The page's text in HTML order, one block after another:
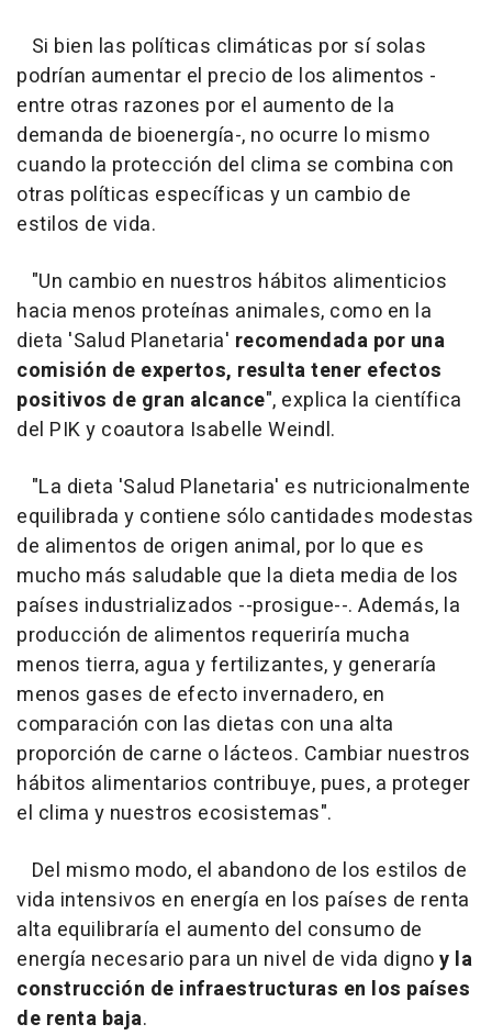
Si bien las políticas climáticas por sí solas
podrían aumentar el precio de los alimentos -
entre otras razones por el aumento de la
demanda de bioenergía-, no ocurre lo mismo
cuando la protección del clima se combina con
otras políticas específicas y un cambio de
estilos de vida.
"Un cambio en nuestros hábitos alimenticios
hacia menos proteínas animales, como en la
dieta 'Salud Planetaria' recomendada por una
comisión de expertos, resulta tener efectos
positivos de gran alcance", explica la científica
del PIK y coautora Isabelle Weindl.
"La dieta 'Salud Planetaria' es nutricionalmente
equilibrada y contiene sólo cantidades modestas
de alimentos de origen animal, por lo que es
mucho más saludable que la dieta media de los
países industrializados --prosigue--. Además, la
producción de alimentos requeriría mucha
menos tierra, agua y fertilizantes, y generaría
menos gases de efecto invernadero, en
comparación con las dietas con una alta
proporción de carne o lácteos. Cambiar nuestros
hábitos alimentarios contribuye, pues, a proteger
el clima y nuestros ecosistemas".
Del mismo modo, el abandono de los estilos de
vida intensivos en energía en los países de renta
alta equilibraría el aumento del consumo de
energía necesario para un nivel de vida dignoy la
construcción de infraestructuras en los países
de renta baja.